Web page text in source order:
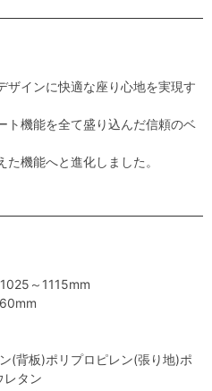
ザインに快適な座り心地を実現す
ト機能を全て盛り込んだ信頼のベ
機能へと進化しました。
～1115mm
(背板)ポリプロピレン(張り地)ポ
レタン